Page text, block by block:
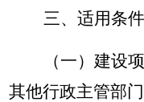
三、适用条件
（一）建设
其他行政主管部